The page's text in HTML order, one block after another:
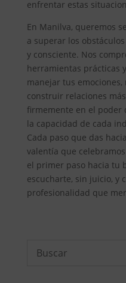
enfrentar estas
En Manilva, queremos
a superar los
y consciente. Nos
herramientas prácticas
manejar tus
construir relaciones
firmemente en el poder
la capacidad de cada
Cada paso que das
valentía que
el primer paso hacia tu
escucharte, sin juicio, y
profesionalidad que